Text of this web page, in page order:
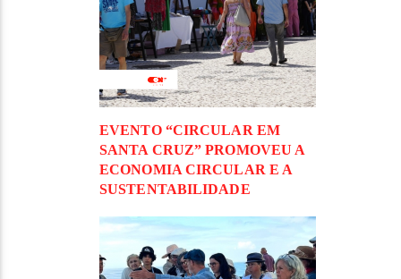
EVENTO “CIRCULAR EM
SANTA CRUZ” PROMOVEU A
ECONOMIA CIRCULAR E A
SUSTENTABILIDADE